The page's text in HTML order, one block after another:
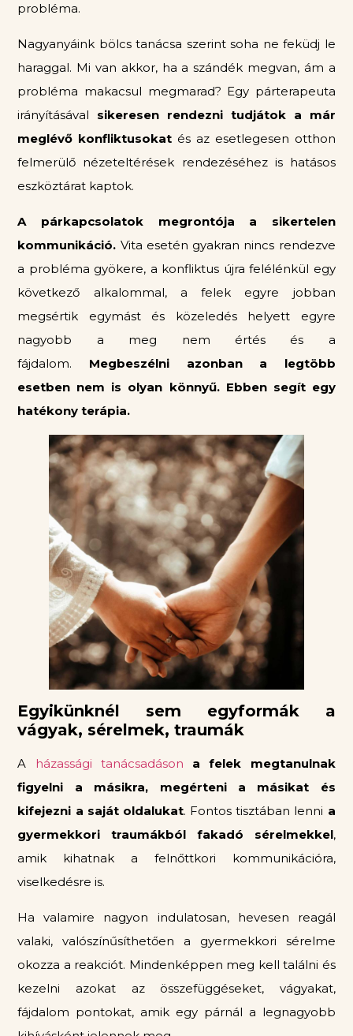
probléma.
Nagyanyáink bölcs tanácsa szerint soha ne feküdj le
haraggal. Mi van akkor, ha a szándék megvan, ám a
probléma makacsul megmarad? Egy párterapeuta
irányításával sikeresen rendezni tudjátok a már
meglévő konfliktusokat és az esetlegesen otthon
felmerülő nézeteltérések rendezéséhez is hatásos
eszköztárat kaptok.
A párkapcsolatok megrontója a sikertelen
kommunikáció. Vita esetén gyakran nincs rendezve
a probléma gyökere, a konfliktus újra felélénkül egy
következő alkalommal, a felek egyre jobban
megsértik egymást és közeledés helyett egyre
nagyobb a meg nem értés és a
fájdalom. Megbeszélni azonban a legtöbb
esetben nem is olyan könnyű. Ebben segít egy
hatékony terápia.
Egyikünknél sem egyformák a
vágyak, sérelmek, traumák
A házassági tanácsadáson
a felek megtanulnak
figyelni a másikra, megérteni a másikat és
kifejezni a saját oldalukat. Fontos tisztában lenni a
gyermekkori traumákból fakadó sérelmekkel,
amik kihatnak a felnőttkori kommunikációra,
viselkedésre is.
Ha valamire nagyon indulatosan, hevesen reagál
valaki, valószínűsíthetően a gyermekkori sérelme
okozza a reakciót. Mindenképpen meg kell találni és
kezelni azokat az összefüggéseket, vágyakat,
fájdalom pontokat, amik egy párnál a legnagyobb